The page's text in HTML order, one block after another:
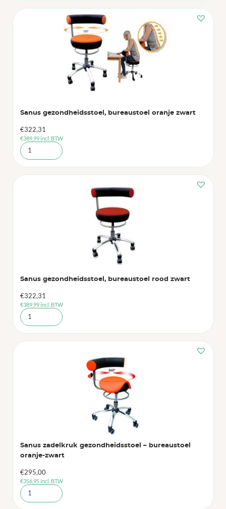
Sanus gezondheidsstoel, bureaustoel oranje zwart
€322,31
€389,99incl. BTW
Sanus gezondheidsstoel, bureaustoel rood zwart
€322,31
€389,99incl. BTW
Sanus zadelkruk gezondheidsstoel – bureaustoel
oranje-zwart
€295,00
€356,95incl. BTW